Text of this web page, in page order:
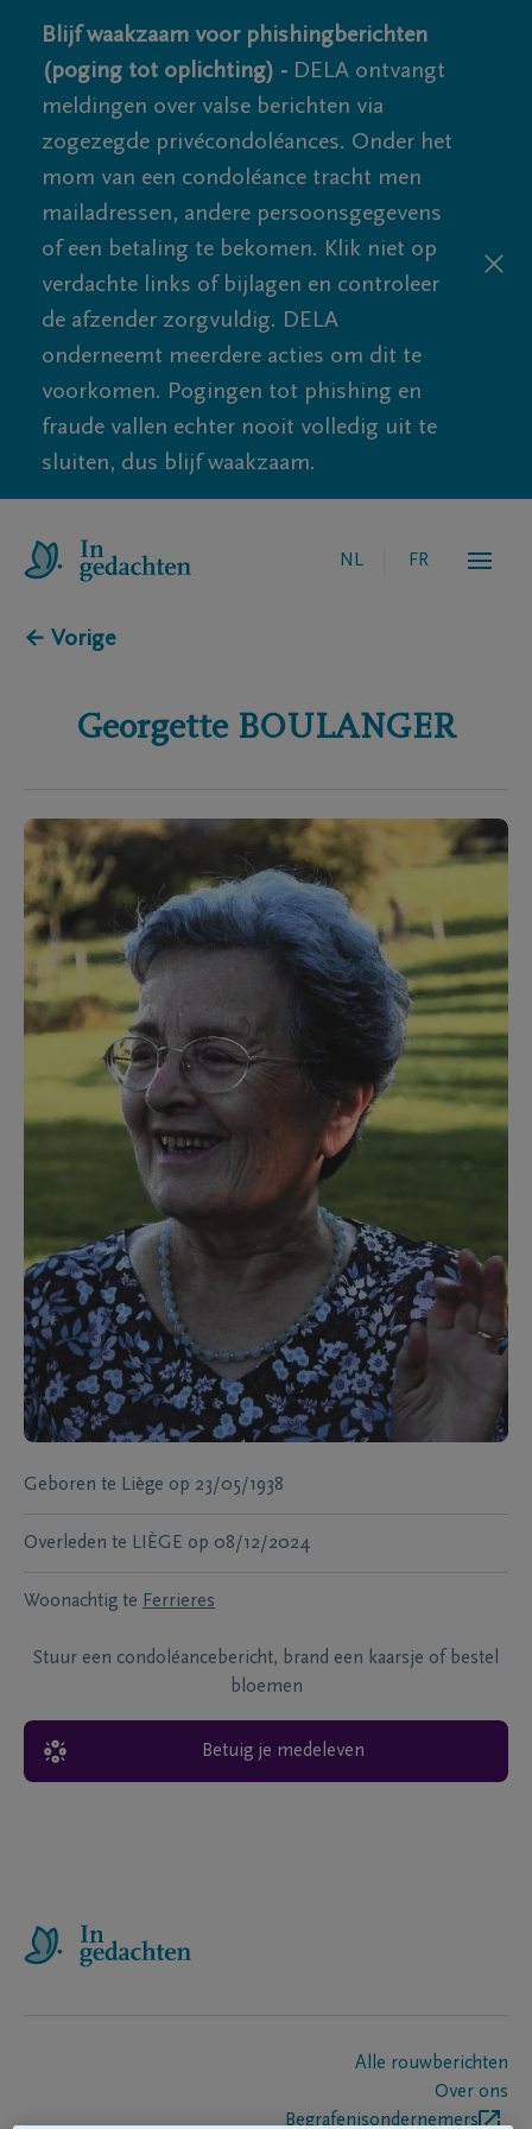
Blijf waakzaam voor phishingberichten
(poging tot oplichting) - DELA ontvangt
meldingen over valse berichten via
zogezegde privécondoléances. Onder het
mom van een condoléance tracht men
mailadressen, andere persoonsgegevens
of een betaling te bekomen. Klik niet op
verdachte links of bijlagen en controleer
de afzender zorgvuldig. DELA
onderneemt meerdere acties om dit te
voorkomen. Pogingen tot phishing en
fraude vallen echter nooit volledig uit te
sluiten, dus blijf waakzaam.
NL FR
← Vorige
Georgette BOULANGER
Geboren te Liège op 23/05/1938
Overleden te LIÈGE op 08/12/2024
Woonachtig te Ferrieres
Stuur een condoléancebericht, brand een kaarsje of bestel
bloemen
Betuig je medeleven
Alle rouwberichten
Over ons
Begrafenisondernemers